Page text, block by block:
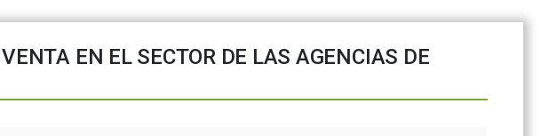
EN EL SECTOR DE LAS AGENCIAS DE